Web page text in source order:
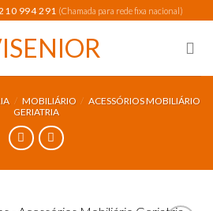
994 291 (Chamada para rede fixa nacional)
/ MOBILIÁRIO / ACESSÓRIOS MOBILIÁRIO
GERIATRIA